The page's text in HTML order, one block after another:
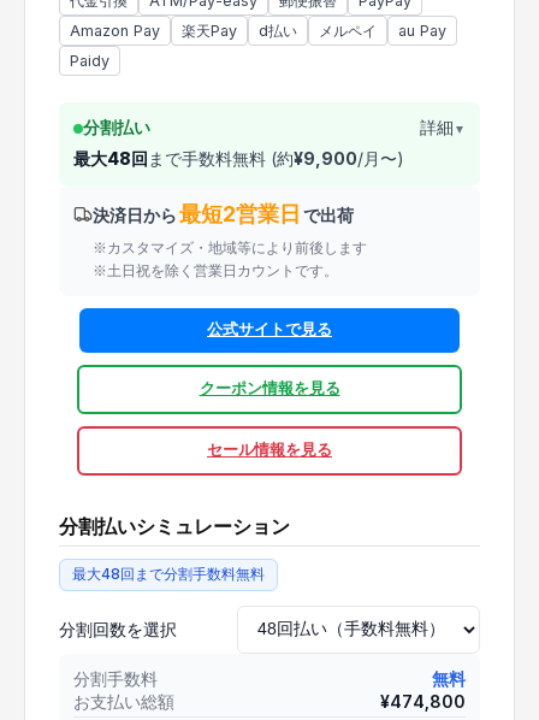
Amazon Pay
楽天Pay d払い メルペイ
au Pay
Paidy
分割払い 詳細 ▼
最大48回 まで手数料無料 (約¥9,900/月〜)
決済日から最短2営業日 で出荷
※カスタマイズ・地域等により前後します
※土日祝を除く営業日カウントです。
公式サイトで見る
クーポン情報を見る
セール情報を見る
分割払いシミュレーション
最大48回まで分割手数料無料
分割回数を選択
分割手数料
無料
お支払い総額
¥474,800